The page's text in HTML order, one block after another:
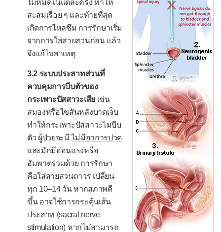
ภาวะแทรกซ้อนของการตั้งครรภ์
ตกเลือดระหว่างตั้งครรภ์
ตกเลือดหลังคลอด
น้ำเดินก่อนกำหนดคลอด
อาการแสดง
ความดันโลหิตสูง
ความดันโลหิตต่ำ
ความดันโลหิตกว้าง
ความดันโลหิตแคบ
ต่อมน้ำเหลืองโต
ตับโต
ม้ามโต
เส้นเลือดดำลึกอุดตัน
ไม่หมดในแต่ละครั้ง ทำให้
สะสมเรื่อย ๆ และท้ายที่สุด
เกิดการไหลซึม การรักษาเริ่ม
จากการใส่สายสวนก่อน แล้ว
จึงแก้ไขสาเหตุ
3.2 ระบบประสาทส่วนที่
ควบคุมการบีบตัวของ
กระเพาะปัสสาวะเสียเช่น
สมองหรือไขสันหลังบาดเจ็บ
ทำให้กระเพาะปัสสาวะไม่บีบ
ตัว ผู้ป่วยจะมีไม่มีอาการปวด
และมักมีอ่อนแรงหรือ
อัมพาตร่วมด้วย การรักษา
คือใส่สายสวนถาวร เปลี่ยน
ทุก 10–14 วัน หากสภาพดี
ขึ้น อาจใช้การกระตุ้นเส้น
ประสาท (sacral nerve
stimulation) หากไม่สามารถ